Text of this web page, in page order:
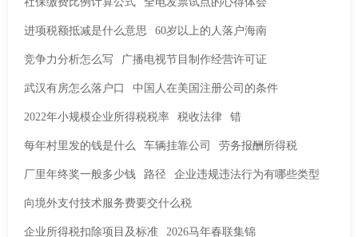
进项税额抵减是什么意思 60岁以上的人落户海南
竞争力分析怎么写 广播电视节目制作经营许可证
武汉有房怎么落户口 中国人在美国注册公司的条件
2022年小规模企业所得税税率 税收法律 错
每年村里发的钱是什么 车辆挂靠公司 劳务报酬所得税
厂里年终奖一般多少钱 路径 企业违规违法行为有哪些类型
向境外支付技术服务费要交什么税
企业所得税扣除项目及标准 2026马年春联集锦